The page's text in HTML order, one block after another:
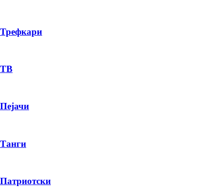
Трефкари
ТВ
Пејачи
Танги
Патриотски